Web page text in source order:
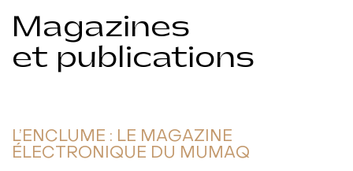
Magazines
et publications
L’ENCLUME : LE MAGAZINE
ÉLECTRONIQUE DU MUMAQ